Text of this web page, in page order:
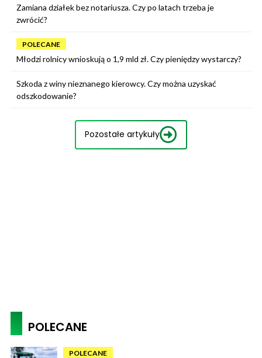
Zamiana działek bez notariusza. Czy po latach trzeba je
zwrócić?
POLECANE
Młodzi rolnicy wnioskują o 1,9 mld zł. Czy pieniędzy wystarczy?
Szkoda z winy nieznanego kierowcy. Czy można uzyskać
odszkodowanie?
Pozostałe artykuły
POLECANE
POLECANE